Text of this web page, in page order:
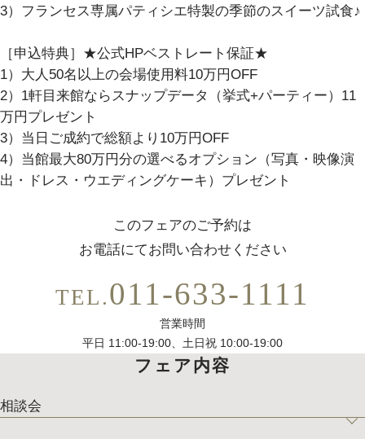
プライバシーポリシー 運営会社情報
3）フランセス専属パティシエ特製の季節のスイーツ試食♪
［申込特典］★公式HPベストレート保証★
1）大人50名以上の会場使用料10万円OFF
2）1軒目来館ならスナップデータ（挙式+パーティー）11
万円プレゼント
3）当日ご成約で総額より10万円OFF
4）当館最大80万円分の選べるオプション（写真・映像演
出・ドレス・ウエディングケーキ）プレゼント
このフェアのご予約は
お電話にてお問い合わせください
TEL.011-633-1111
営業時間
平日 11:00-19:00、土日祝 10:00-19:00
フェア内容
相談会